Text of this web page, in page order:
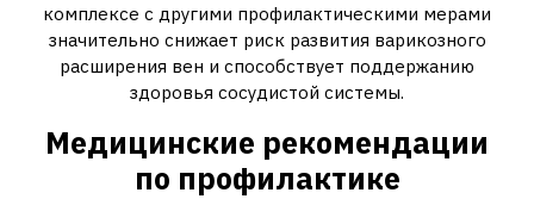
комплексе с другими профилактическими мерами
значительно снижает риск развития варикозного
расширения вен и способствует поддержанию
здоровья сосудистой системы.
Медицинские рекомендации
по профилактике